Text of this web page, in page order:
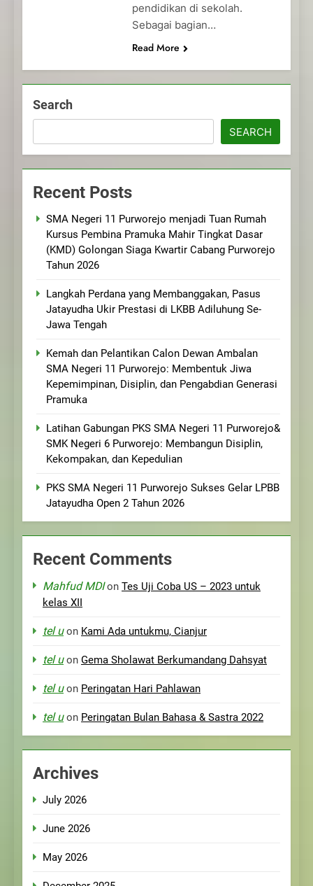
pendidikan di sekolah.
Sebagai bagian…
Read More
Search
SEARCH
Recent Posts
SMA Negeri 11 Purworejo menjadi Tuan Rumah
Kursus Pembina Pramuka Mahir Tingkat Dasar
(KMD) Golongan Siaga Kwartir Cabang Purworejo
Tahun 2026
Langkah Perdana yang Membanggakan, Pasus
Jatayudha Ukir Prestasi di LKBB Adiluhung Se-
Jawa Tengah
Kemah dan Pelantikan Calon Dewan Ambalan
SMA Negeri 11 Purworejo: Membentuk Jiwa
Kepemimpinan, Disiplin, dan Pengabdian Generasi
Pramuka
Latihan Gabungan PKS SMA Negeri 11 Purworejo&
SMK Negeri 6 Purworejo: Membangun Disiplin,
Kekompakan, dan Kepedulian
PKS SMA Negeri 11 Purworejo Sukses Gelar LPBB
Jatayudha Open 2 Tahun 2026
Recent Comments
Mahfud MDIon Tes Uji Coba US – 2023 untuk
kelas XII
tel uon Kami Ada untukmu, Cianjur
tel uon Gema Sholawat Berkumandang Dahsyat
tel uon Peringatan Hari Pahlawan
tel uon Peringatan Bulan Bahasa & Sastra 2022
Archives
July 2026
June 2026
May 2026